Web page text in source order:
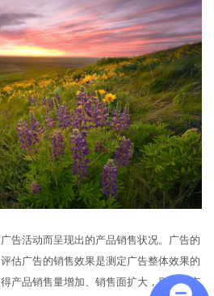
活动而呈现出的产品销售状况。广告的
估广告的销售效果是测定广告整体效果的
产品销售量增加、销售面扩大，则说明广